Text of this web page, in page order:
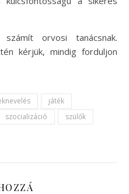
orvosi tanácsnak.
kérjük, mindig forduljon
játék
szocializáció
szülők